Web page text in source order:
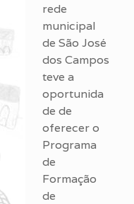
rede
municipal
de São José
dos Campos
teve a
oportunida
de de
oferecer o
Programa
de
Formação
de